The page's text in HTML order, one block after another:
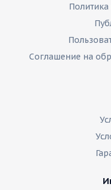
Соглашение на